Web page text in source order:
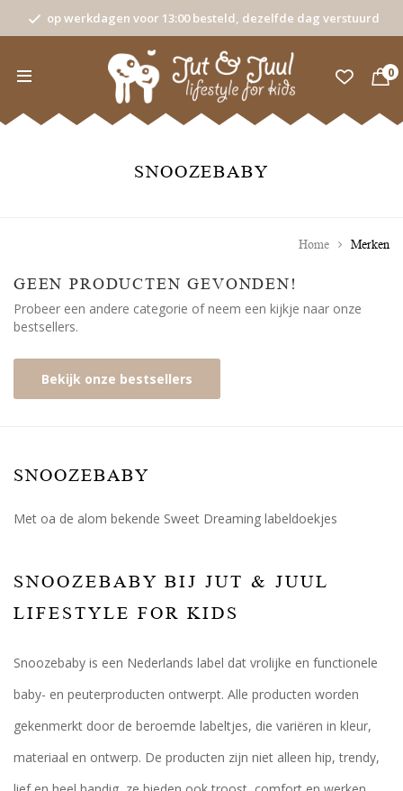
op werkdagen voor 13:00 besteld, dezelfde dag verstuurd
0
SNOOZEBABY
Home Merken
GEEN PRODUCTEN GEVONDEN!
Probeer een andere categorie of neem een kijkje naar onze
bestsellers.
Bekijk onze bestsellers
SNOOZEBABY
Met oa de alom bekende Sweet Dreaming labeldoekjes
SNOOZEBABY BIJ JUT & JUUL
LIFESTYLE FOR KIDS
Snoozebaby is een Nederlands label dat vrolijke en functionele
baby- en peuterproducten ontwerpt. Alle producten worden
gekenmerkt door de beroemde labeltjes, die variëren in kleur,
materiaal en ontwerp. De producten zijn niet alleen hip, trendy,